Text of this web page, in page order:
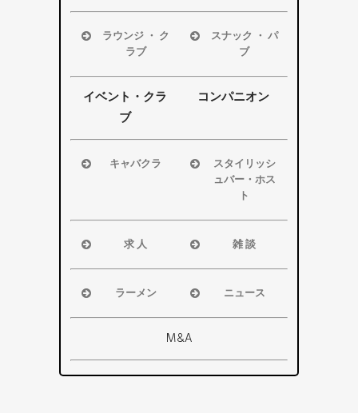
浜松市
磐田市
袋井市
掛川市
その他エリ
ア
浜松市
磐田市
袋井市
掛川市
その他エリ
ラウンジ ・ ク
ラブ
浜松市
磐田市
袋井市
掛川市
その他エリ
スナック ・ パ
ブ
浜松市
磐田市
掛川市
その他エリ
ア
イベント・クラ
ブ
コンパニオン
キャバクラ
掛川市
その他エリ
ア
スタイリッシ
ュバー・ホス
ト
浜松市
磐田市・袋
その他エリ
ア
求 人
浜松市
磐田市
ア
雑 談
浜松市
磐田市
ラーメン
浜松市
袋井市
掛川市
ニュース
浜松市・磐
袋井市・掛
川市
M&A